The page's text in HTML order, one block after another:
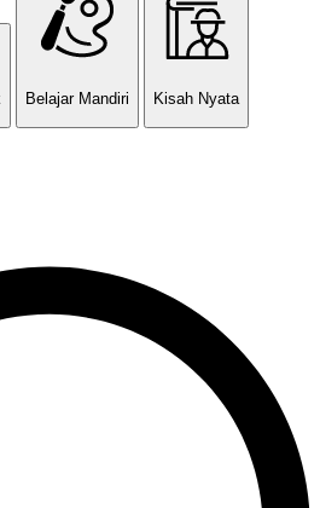
Belajar Mandiri Kisah Nyata